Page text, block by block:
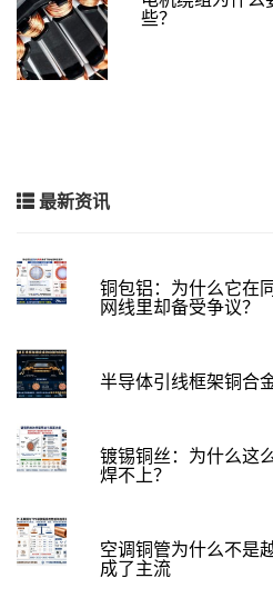
些？
最新资讯
铜包铝：为什么它在
网线里却备受争议？
半导体引线框架铜合
镀锡铜丝：为什么这
焊不上？
空调铜管为什么不是
成了主流